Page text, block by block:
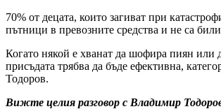
70% от децата, които загиват при
пътници в превозните средства и не са
Когато някой е хванат да шофира пиян или
присъдата трябва да бъде ефективна,
Тодоров.
Вижте целия разговор с Владимир